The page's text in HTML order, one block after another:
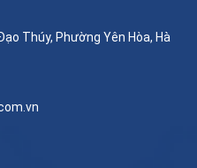
Thúy, Phường Yên Hòa, Hà